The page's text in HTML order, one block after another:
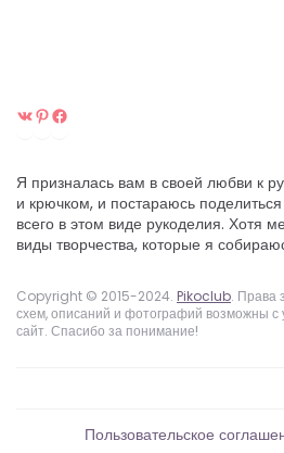
ВКонтакте
Pinterest
Я призналась вам в своей любви к
и крючком, и постараюсь
всего в этом виде рукоделия. Хотя
виды творчества, которые я
Copyright © 2015-2024. Pikoclub. Права
схем, описаний и фотографий возможны с
сайт. Спасибо за понимание!
Пользовательское